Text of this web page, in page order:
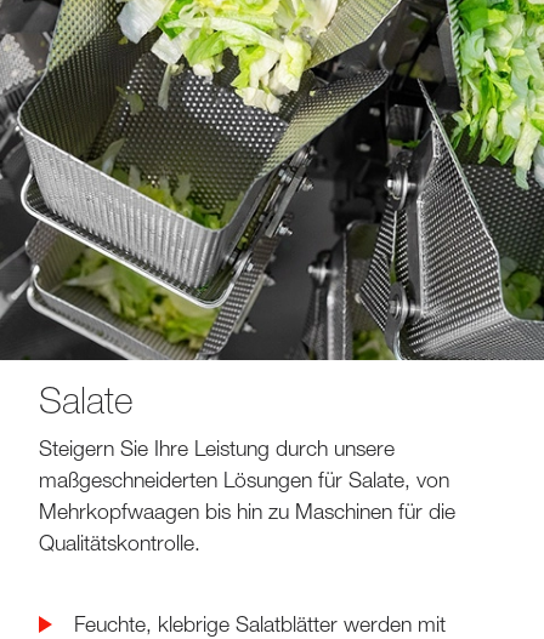
Salate
Steigern Sie Ihre Leistung durch unsere
maßgeschneiderten Lösungen für Salate, von
Mehrkopfwaagen bis hin zu Maschinen für die
Qualitätskontrolle.
Feuchte, klebrige Salatblätter werden mit